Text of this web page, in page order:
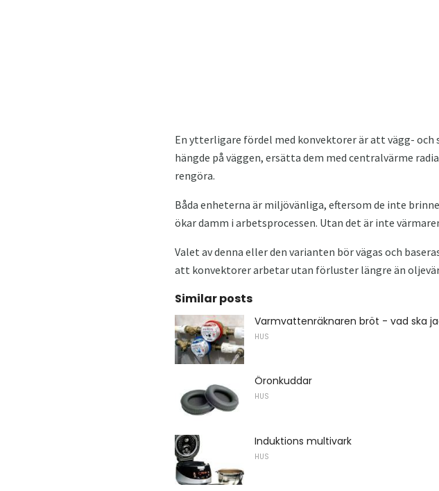
En ytterligare fördel med konvektorer är att vägg- och
hängde på väggen, ersätta dem med centralvärme
rengöra.
Båda enheterna är miljövänliga, eftersom de inte
ökar damm i arbetsprocessen. Utan det är inte
Valet av denna eller den varianten bör vägas och
att konvektorer arbetar utan förluster längre än
Similar posts
Varmvattenräknaren bröt - vad ska
HUS
Öronkuddar
HUS
Induktions multivark
HUS